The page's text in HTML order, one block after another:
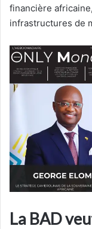
financière
infrastructures de
La BAD